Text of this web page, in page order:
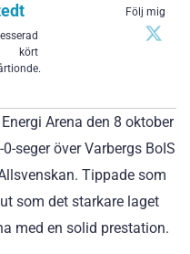
Följ mig
kört
Arena den 8 oktober
seger över Varbergs BoIS
Tippade som
som det starkare laget
med en solid prestation.